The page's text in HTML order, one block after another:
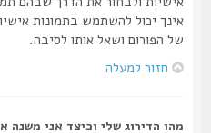
אינך יכול להשתמש בתמונות
של הפורום ושאל אותו לסיבה.
חזור למעלה
מהו הדירוג שלי וכיצד אני משנה אותו?